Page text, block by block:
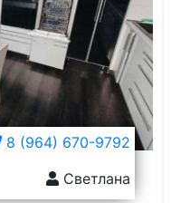
8 (964) 670-9792
Светлана